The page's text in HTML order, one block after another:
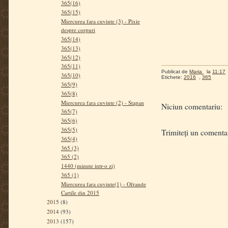
365(16)
365(15)
Miercurea fara cuvinte (3) - Pixie
despre corpuri
365(14)
365(13)
365(12)
365(11)
365(10)
365(9)
365(8)
Miercurea fara cuvinte (2) - Stapan
365(7)
365(6)
365(5)
365(4)
365 (3)
365 (2)
1440 (minute intr-o zi)
365 (1)
Miercurea fara cuvinte(1) - Ofrande
Cartile din 2015
2015 (8)
2014 (93)
2013 (157)
Publicat de Maria la 11:17
Etichete: 2016 , 365
Niciun comentariu:
Trimiteți un